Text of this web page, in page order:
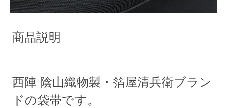
商品説明
西陣 陰山織物製・箔屋清兵衛ブラン
ドの袋帯です。